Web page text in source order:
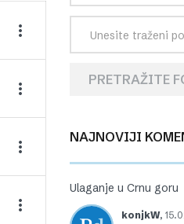
PRETRAŽITE
NAJNOVIJI
Ulaganje u Crnu goru
konjkW,